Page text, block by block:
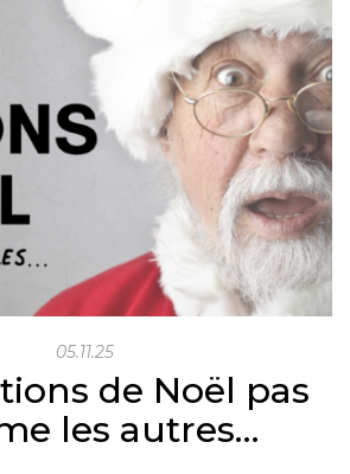
05.11.25
de Noël pas
les autres…